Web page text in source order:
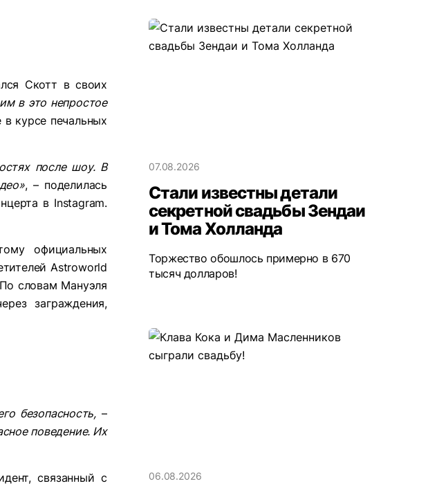
Скотт в своих
в это непростое
курсе печальных
после шоу. В
, – поделилась
в Instagram.
официальных
Astroworld
словам Мануэля
заграждения,
безопасность, –
поведение. Их
связанный с
07.08.2026
Стали известны детали
секретной свадьбы Зендаи
и Тома Холланда
Торжество обошлось примерно в 670
тысяч долларов!
06.08.2026